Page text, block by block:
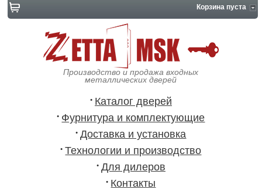
Производство и продажа входных
металлических дверей
Каталог дверей
Фурнитура и комплектующие
Доставка и установка
Технологии и производство
Для дилеров
Контакты
Корзина пуста